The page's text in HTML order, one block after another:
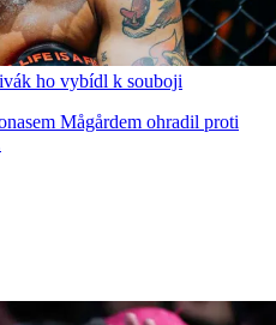
ho vybídl k souboji
Mågårdem ohradil proti